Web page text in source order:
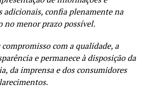
adicionais, confia plenamente na
no menor prazo possível.
com a qualidade, a
e permanece à disposição da
da imprensa e dos consumidores